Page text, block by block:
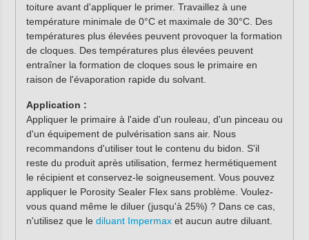
toiture avant d'appliquer le primer. Travaillez à une
température minimale de 0°C et maximale de 30°C. Des
températures plus élevées peuvent provoquer la formation
de cloques. Des températures plus élevées peuvent
entraîner la formation de cloques sous le primaire en
raison de l'évaporation rapide du solvant.
Application :
Appliquer le primaire à l'aide d'un rouleau, d'un pinceau ou
d'un équipement de pulvérisation sans air. Nous
recommandons d'utiliser tout le contenu du bidon. S'il
reste du produit après utilisation, fermez hermétiquement
le récipient et conservez-le soigneusement. Vous pouvez
appliquer le Porosity Sealer Flex sans problème. Voulez-
vous quand même le diluer (jusqu'à 25%) ? Dans ce cas,
n'utilisez que le diluant Impermaxet aucun autre diluant.